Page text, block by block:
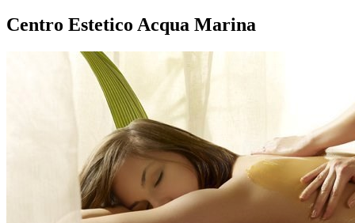
Centro Estetico Acqua Marina